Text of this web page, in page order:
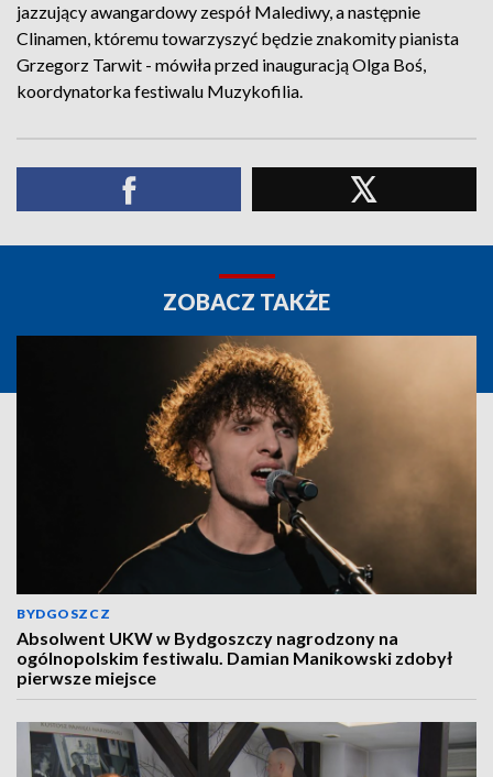
jazzujący awangardowy zespół Malediwy, a następnie
Clinamen, któremu towarzyszyć będzie znakomity pianista
Grzegorz Tarwit - mówiła przed inauguracją Olga Boś,
koordynatorka festiwalu Muzykofilia.
ZOBACZ TAKŻE
BYDGOSZCZ
Absolwent UKW w Bydgoszczy nagrodzony na
ogólnopolskim festiwalu. Damian Manikowski zdobył
pierwsze miejsce